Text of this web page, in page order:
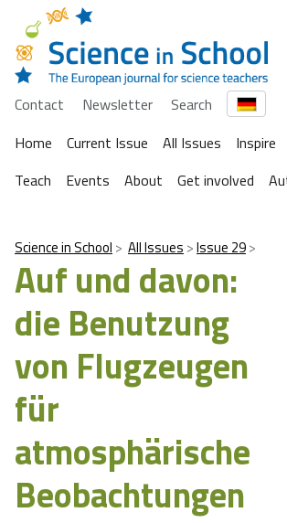
Contact Newsletter
Search
Home
Current Issue All Issues Inspire
Teach
Events About Get involved
Science in School All Issues Issue 29
Auf und davon:
die Benutzung
von Flugzeugen
für
atmosphärische
Beobachtungen